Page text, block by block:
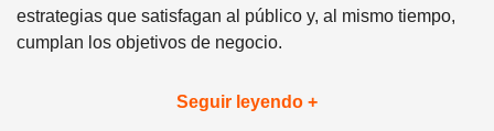
estrategias que satisfagan al público y, al mismo tiempo,
cumplan los objetivos de negocio.
Seguir leyendo +